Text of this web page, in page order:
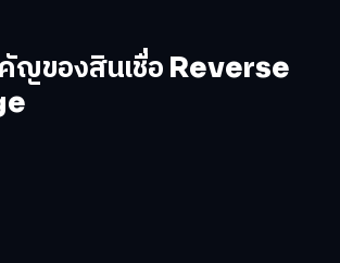
คัญของสินเชื่อ Reverse